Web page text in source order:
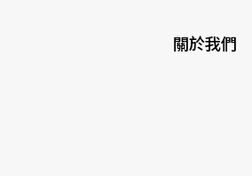
關於我們